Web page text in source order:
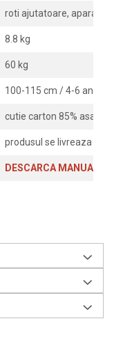
roti ajutatoare,
8.8 kg
60 kg
100-115 cm / 4-6 ani
cutie carton 85%
produsul se livreaza
DESCARCA